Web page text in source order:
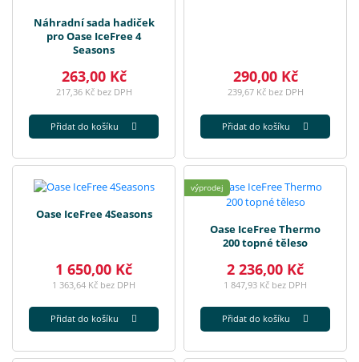
Náhradní sada hadiček
pro Oase IceFree 4
Seasons
263,00 Kč
217,36 Kč bez DPH
Přidat do košíku
290,00 Kč
239,67 Kč bez DPH
Přidat do košíku
Oase IceFree 4Seasons
1 650,00 Kč
1 363,64 Kč bez DPH
Přidat do košíku
výprodej
Oase IceFree Thermo
200 topné těleso
2 236,00 Kč
1 847,93 Kč bez DPH
Přidat do košíku